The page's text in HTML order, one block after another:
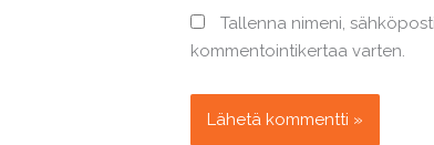
Tallenna nimeni,
kommentointikertaa varten.